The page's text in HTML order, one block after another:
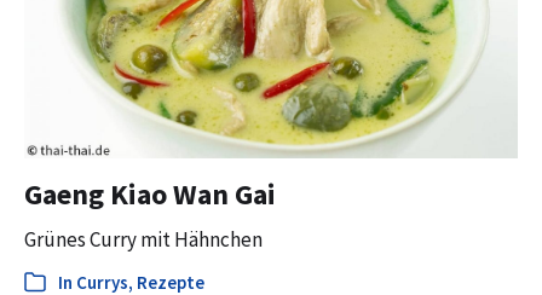
Gaeng Kiao Wan Gai
Grünes Curry mit Hähnchen
In Currys, Rezepte